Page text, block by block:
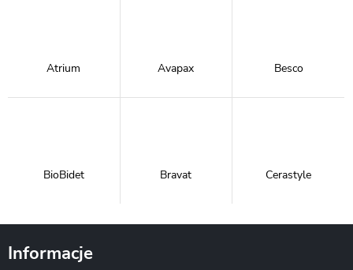
Atrium Avapax Besco
BioBidet Bravat Cerastyle
Informacje